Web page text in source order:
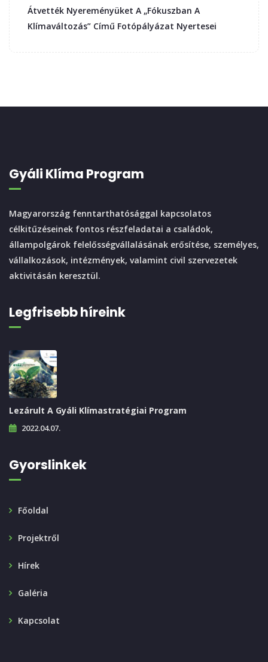
Átvették Nyereményüket A „Fókuszban A
Klímaváltozás” Című Fotópályázat Nyertesei
Gyáli Klíma Program
Magyarország fenntarthatósággal kapcsolatos
célkitűzéseinek fontos részfeladatai a családok,
állampolgárok felelősségvállalásának erősítése, személyes,
vállalkozások, intézmények, valamint civil szervezetek
aktivitásán keresztül.
Legfrisebb híreink
Lezárult A Gyáli Klímastratégiai Program
2022.04.07.
Gyorslinkek
Főoldal
Projektről
Hírek
Galéria
Kapcsolat